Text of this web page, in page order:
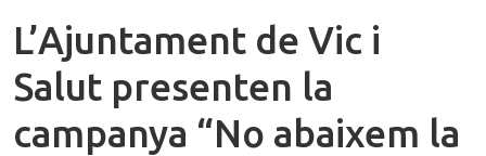
L’Ajuntament de Vic i
Salut presenten la
campanya “No abaixem la